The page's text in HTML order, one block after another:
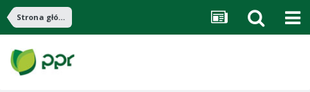
Strona główna